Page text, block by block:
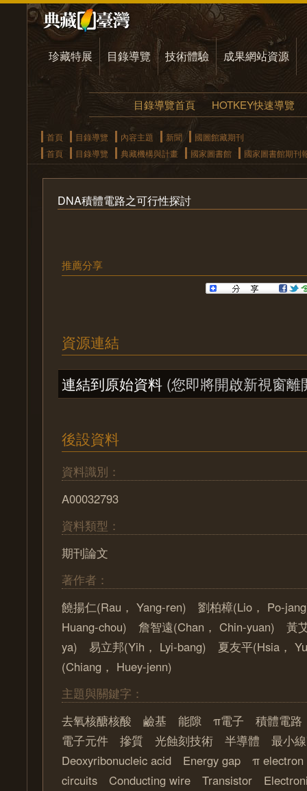
珍藏特展 目錄導覽 技術體驗 成果網站資源
目錄導覽首頁 HOTKEY快速導覽
首頁 目錄導覽 內容主題 新聞
國圖館藏期刊
首頁
目錄導覽 典藏機構與計畫 國家圖書館 國家圖書館期刊
DNA積體電路之可行性探討
推薦分享
資源連結
連結到原始資料 (您即將開啟新視窗離
後設資料
資料識別：
A00032793
資料類型：
期刊論文
著作者：
饒揚仁(Rau， Yang-ren) 劉柏樟(Lio， Po-
Huang-chou) 詹智遠(Chan， Chin-yuan) 黃
ya) 易立邦(Yih， Lyi-bang) 夏友平(Hsia，
(Chiang， Huey-jenn)
主題與關鍵字：
去氧核醣核酸 鹼基 能隙 π電子 積體電
電子元件 摻質 光蝕刻技術 半導體 最
Deoxyribonucleic acid Energy gap π
circuits Conducting wire Transistor